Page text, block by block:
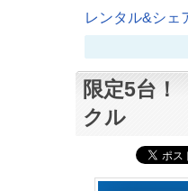
レンタル&シェ
限定5台
クル